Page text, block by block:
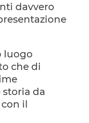
davvero
luogo
che di
storia da
il